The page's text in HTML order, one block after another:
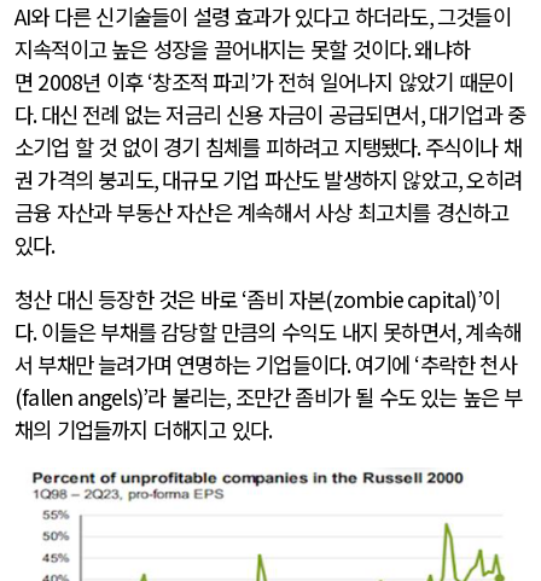
AI와 다른 신기술들이 설령 효과가 있다고 하더라도,그것들이
지속적이고 높은 성장을 끌어내지는 못할 것이다.왜냐하
면 2008년 이후‘창조적 파괴’가 전혀 일어나지 않았기 때문이
다.대신 전례 없는 저금리 신용 자금이 공급되면서,대기업과 중
소기업 할 것 없이 경기 침체를 피하려고 지탱됐다.주식이나 채
권 가격의 붕괴도,대규모 기업 파산도 발생하지 않았고,오히려
금융 자산과 부동산 자산은 계속해서 사상 최고치를 경신하고
있다.
청산 대신 등장한 것은 바로‘좀비 자본(zombie capital)’이
다.이들은 부채를 감당할 만큼의 수익도 내지 못하면서,계속해
서 부채만 늘려가며 연명하는 기업들이다.여기에 ‘추락한 천사
(fallen angels)’라 불리는, 조만간 좀비가 될 수도 있는 높은 부
채의 기업들까지 더해지고 있다.